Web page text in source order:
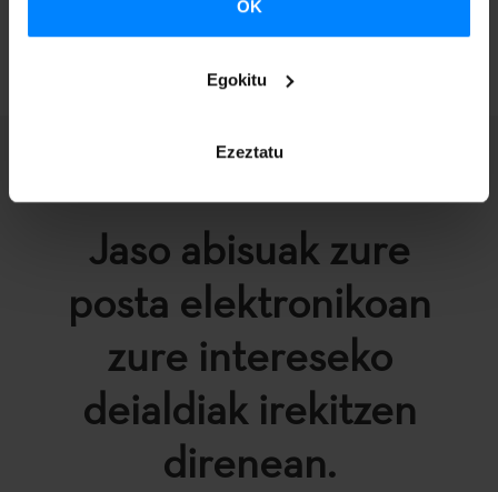
OK
Egokitu
Ezeztatu
Jaso abisuak zure
posta elektronikoan
zure intereseko
deialdiak irekitzen
direnean.